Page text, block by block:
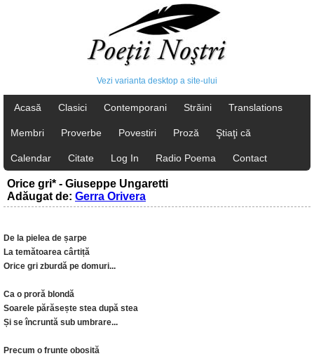
Vezi varianta desktop a site-ului
Acasă Clasici Contemporani Străini Translations
Membri Proverbe Povestiri Proză Ştiaţi că
Calendar Citate Log In Radio Poema Contact
Orice gri* - Giuseppe Ungaretti
Adăugat de: Gerra Orivera
De la pielea de șarpe
La temătoarea cârtiță
Orice gri zburdă pe domuri...
Ca o proră blondă
Soarele părăsește stea după stea
Și se încruntă sub umbrare...
Precum o frunte obosită